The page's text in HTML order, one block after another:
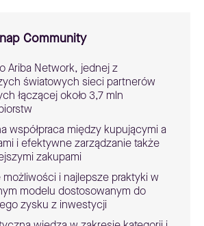
Community
Ariba Network, jednej z
światowych sieci partnerów
łączącej około 3,7 mln
współpraca między kupującymi a
i efektywne zarządzanie także
zakupami
możliwości i najlepsze praktyki w
modelu dostosowanym do
zysku z inwestycji